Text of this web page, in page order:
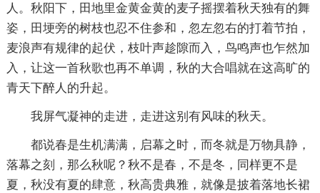
人。秋阳下，田地里金黄金黄的麦子摇摆着秋天独有的舞
姿，田埂旁的树枝也忍不住参和，忽左忽右的打着节拍，
麦浪声有规律的起伏，枝叶声趁隙而入，鸟鸣声也乍然加
入，让这一首秋歌也再不单调，秋的大合唱就在这高旷的
青天下醉人的升起。
我屏气凝神的走进，走进这别有风味的秋天。
都说春是生机满满，启幕之时，而冬就是万物具静，
落幕之刻，那么秋呢？秋不是春，不是冬，同样更不是
夏，秋没有夏的肆意，秋高贵典雅，就像是披着落地长裙